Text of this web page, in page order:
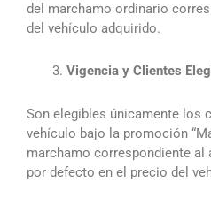
del marchamo ordinario
del vehículo adquirido.
⁠Vigencia y Clientes
Son elegibles únicamente los
vehículo bajo la promoción
marchamo correspondiente al
por defecto en el precio del